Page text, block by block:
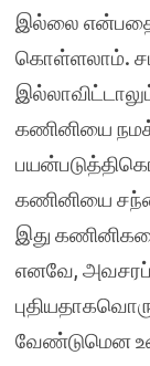
இல்லை என்பதை
கொள்ளலாம்.
கணினியை
கணினியை
இது
எனவே,
வேண்டுமென